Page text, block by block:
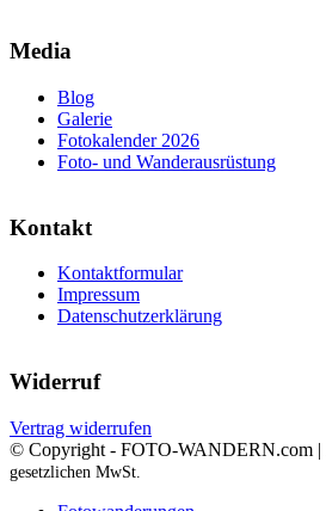
Media
Blog
Galerie
Fotokalender 2026
Foto- und Wanderausrüstung
Kontakt
Kontaktformular
Impressum
Datenschutzerklärung
Widerruf
Vertrag widerrufen
© Copyright - FOTO-WANDERN.com |
gesetzlichen MwSt.